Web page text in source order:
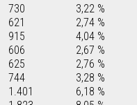
730 3,22 %
621 2,74 %
915 4,04 %
606 2,67 %
625 2,76 %
744 3,28 %
1.401 6,18 %